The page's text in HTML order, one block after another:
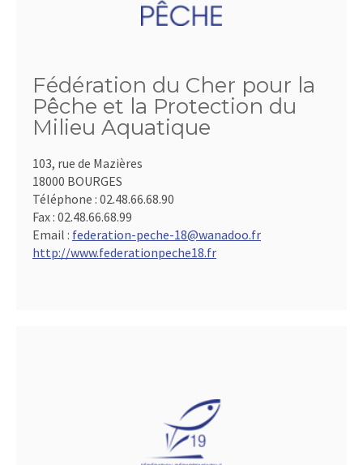
Fédération du Cher pour la
Pêche et la Protection du
Milieu Aquatique
103, rue de Mazières
18000 BOURGES
Téléphone : 02.48.66.68.90
Fax : 02.48.66.68.99
Email : federation-peche-18@wanadoo.fr
http://www.federationpeche18.fr